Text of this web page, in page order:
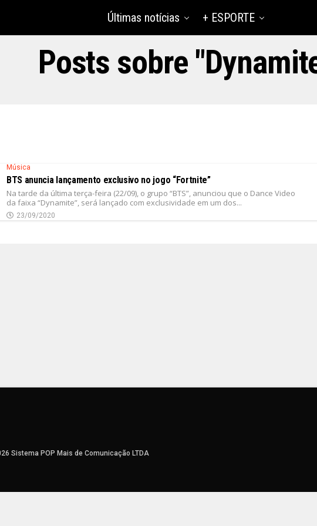
Últimas notícias + ESPORTE
Posts sobre
Música
BTS anuncia lançamento exclusivo no jogo “Fortnite”
Na tarde da última terça-feira (22/09), o grupo “BTS”, anunciou que o Dance Video
da faixa “Dynamite”, será lançado com exclusividade em um dos...
23/09/2020
Sistema POP Mais de Comunicação LTDA